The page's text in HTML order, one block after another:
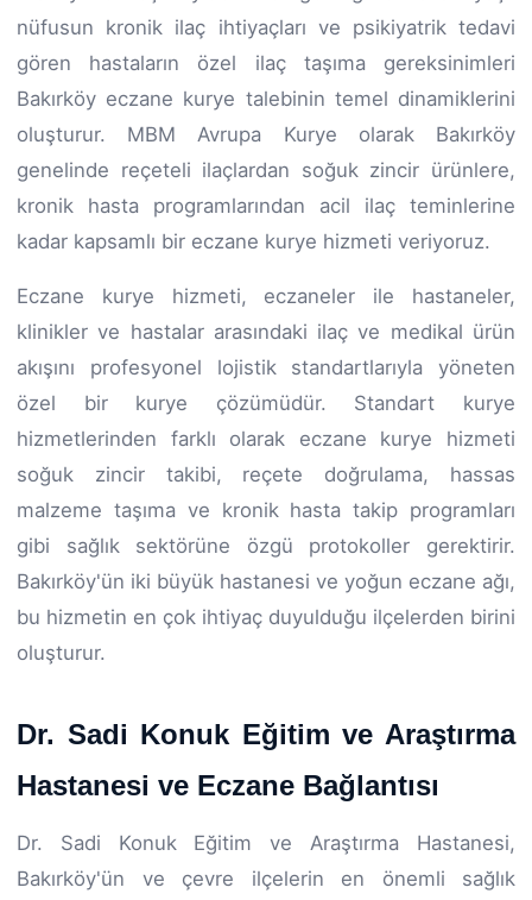
nüfusun kronik ilaç ihtiyaçları ve psikiyatrik tedavi
gören hastaların özel ilaç taşıma gereksinimleri
Bakırköy eczane kurye talebinin temel dinamiklerini
oluşturur. MBM Avrupa Kurye olarak Bakırköy
genelinde reçeteli ilaçlardan soğuk zincir ürünlere,
kronik hasta programlarından acil ilaç teminlerine
kadar kapsamlı bir eczane kurye hizmeti veriyoruz.
Eczane kurye hizmeti, eczaneler ile hastaneler,
klinikler ve hastalar arasındaki ilaç ve medikal ürün
akışını profesyonel lojistik standartlarıyla yöneten
özel bir kurye çözümüdür. Standart kurye
hizmetlerinden farklı olarak eczane kurye hizmeti
soğuk zincir takibi, reçete doğrulama, hassas
malzeme taşıma ve kronik hasta takip programları
gibi sağlık sektörüne özgü protokoller gerektirir.
Bakırköy'ün iki büyük hastanesi ve yoğun eczane ağı,
bu hizmetin en çok ihtiyaç duyulduğu ilçelerden birini
oluşturur.
Dr. Sadi Konuk Eğitim ve Araştırma
Hastanesi ve Eczane Bağlantısı
Dr. Sadi Konuk Eğitim ve Araştırma Hastanesi,
Bakırköy'ün ve çevre ilçelerin en önemli sağlık